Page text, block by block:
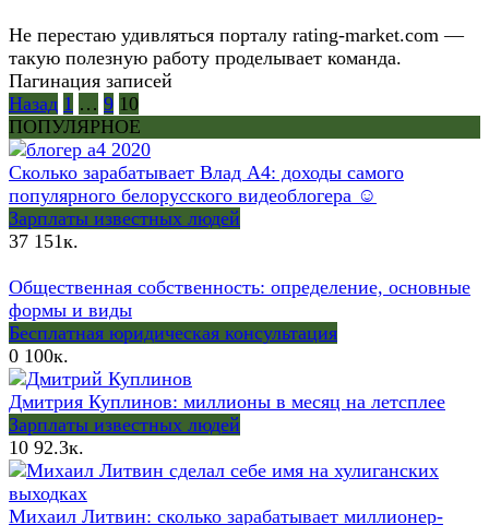
Не перестаю удивляться порталу rating-market.com —
такую полезную работу проделывает команда.
Пагинация записей
Назад 1 … 9 10
ПОПУЛЯРНОЕ
Сколько зарабатывает Влад А4: доходы самого
популярного белорусского видеоблогера ☺
Зарплаты известных людей
37 151к.
Общественная собственность: определение, основные
формы и виды
Бесплатная юридическая консультация
0 100к.
Дмитрия Куплинов: миллионы в месяц на летсплее
Зарплаты известных людей
10 92.3к.
Михаил Литвин: сколько зарабатывает миллионер-